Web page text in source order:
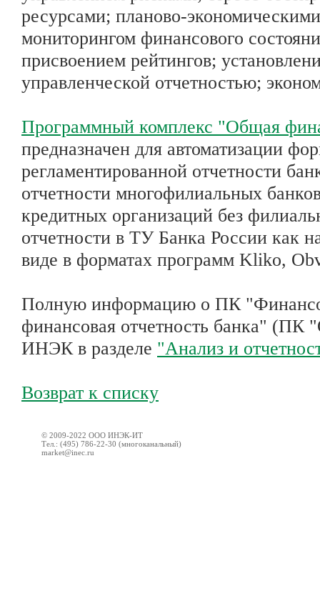
ресурсами; планово-
мониторингом финансового
присвоением рейтингов;
управленческой отчетностью;
Программный комплекс "Общая
предназначен для автоматизации
регламентированной отчетности
отчетности многофилиальных
кредитных организаций без
отчетности в ТУ Банка России как
виде в форматах программ Kliko,
Полную информацию о ПК
финансовая отчетность банка"
ИНЭК в разделе "Анализ и
Возврат к списку
© 2009-2022 ООО ИНЭК-ИТ
Тел.: (495) 786-22-30 (многоканальный)
market@inec.ru